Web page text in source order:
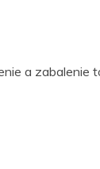
a zabalenie